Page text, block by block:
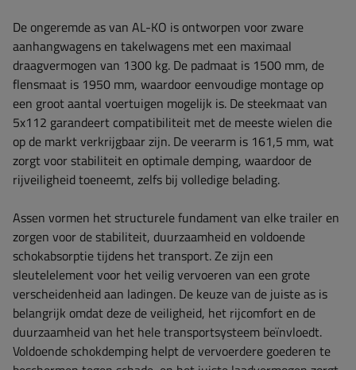
De ongeremde as van AL-KO is ontworpen voor zware
aanhangwagens en takelwagens met een maximaal
draagvermogen van 1300 kg. De padmaat is ​​1500 mm, de
flensmaat is ​​1950 mm, waardoor eenvoudige montage op
een groot aantal voertuigen mogelijk is. De steekmaat van
5x112 garandeert compatibiliteit met de meeste wielen die
op de markt verkrijgbaar zijn. De veerarm is ​​161,5 mm, wat
zorgt voor stabiliteit en optimale demping, waardoor de
rijveiligheid toeneemt, zelfs bij volledige belading.
Assen vormen het structurele fundament van elke trailer en
zorgen voor de stabiliteit, duurzaamheid en voldoende
schokabsorptie tijdens het transport. Ze zijn een
sleutelelement voor het veilig vervoeren van een grote
verscheidenheid aan ladingen. De keuze van de juiste as is
belangrijk omdat deze de veiligheid, het rijcomfort en de
duurzaamheid van het hele transportsysteem beïnvloedt.
Voldoende schokdemping helpt de vervoerdere goederen te